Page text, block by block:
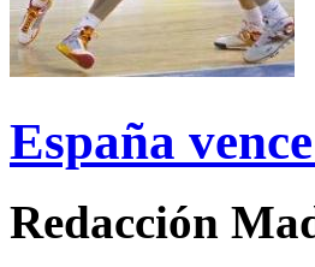
España
Redacción